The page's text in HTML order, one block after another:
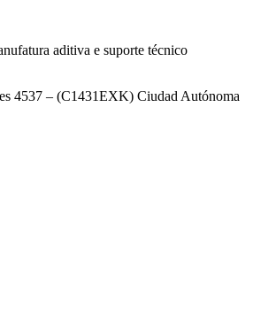
aditiva e suporte técnico
4537 – (C1431EXK) Ciudad Autónoma